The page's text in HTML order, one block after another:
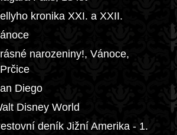
kronika XXI. a XXII.
narozeniny!, Vánoce,
Diego
Disney World
deník Jižní Amerika - 1.